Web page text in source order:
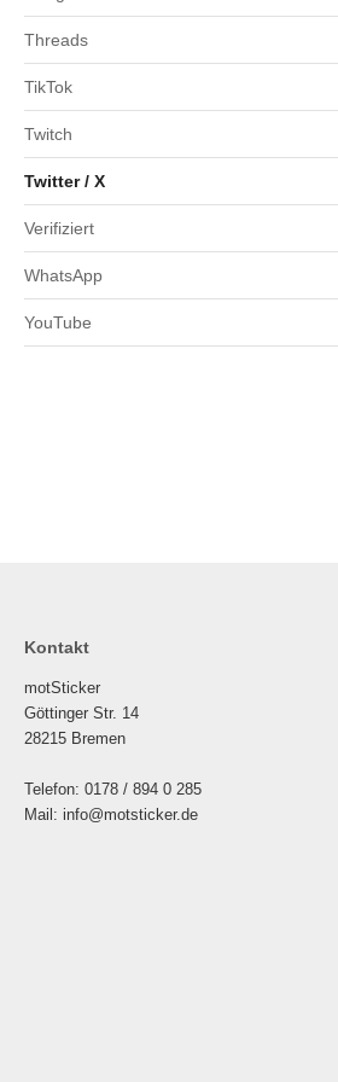
Threads
TikTok
Twitch
Twitter / X
Verifiziert
WhatsApp
YouTube
Kontakt
motSticker
Göttinger Str. 14
28215 Bremen
Telefon: 0178 / 894 0 285
Mail: info@motsticker.de